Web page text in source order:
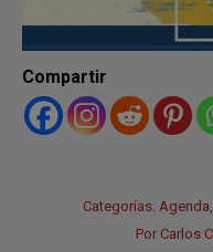
Compartir
Categorías: Agenda
Por Carlos